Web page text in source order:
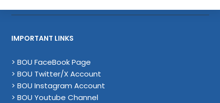
IMPORTANT LINKS
> BOU FaceBook Page
> BOU Twitter/X Account
> BOU Instagram Account
> BOU Youtube Channel